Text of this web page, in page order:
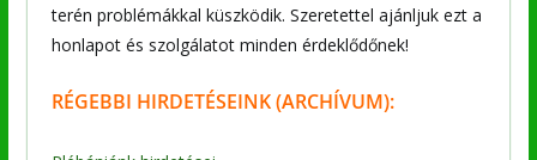
terén problémákkal küszködik. Szeretettel ajánljuk ezt a
honlapot és szolgálatot minden érdeklődőnek!
RÉGEBBI HIRDETÉSEINK (ARCHÍVUM):